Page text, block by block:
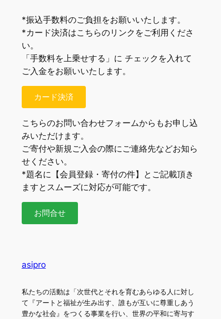
*振込手数料のご負担をお願いいたします。
*カード決済はこちらのリンクをご利用くださ
い。
「手数料を上乗せする」に チェックを入れて
ご入金をお願いいたします。
カード決済
こちらのお問い合わせフォームからもお申し込
みいただけます。
ご寄付や新規ご入会の際にご連絡先などお知ら
せください。
*題名に【会員登録・寄付の件】とご記載頂き
ますとスムーズに対応が可能です。
お問合せ
asipro
私たちの活動は「次世代とそれを育むあらゆる人に対し
て『アートと福祉が生み出す、誰もが互いに尊重しあう
豊かな社会』をつくる事業を行い、世界の平和に寄与す